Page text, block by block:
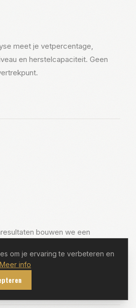
meet je vetpercentage,
en herstelcapaciteit. Geen
bouwen we een
om je ervaring te verbeteren en
Meer info